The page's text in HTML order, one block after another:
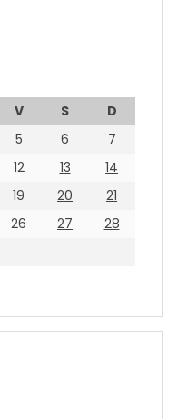
V S
D
5 6
7
12 13
14
19 20
21
26 27
28